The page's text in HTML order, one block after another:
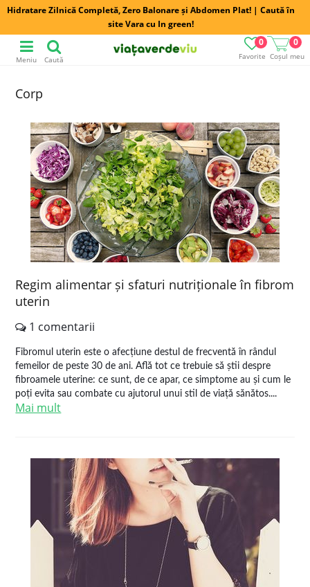
Hidratare Zilnică Completă, Zero Balonare și Abdomen Plat! | Caută în
site Vara cu In green!
Favorite
0
Coșul meu
0
Meniu Caută
Corp
Regim alimentar și sfaturi nutriționale în fibrom
uterin
1 comentarii
Fibromul uterin este o afecțiune destul de frecventă în rândul
femeilor de peste 30 de ani. Află tot ce trebuie să știi despre
fibroamele uterine: ce sunt, de ce apar, ce simptome au și cum le
poți evita sau combate cu ajutorul unui stil de viață sănătos....
Mai mult